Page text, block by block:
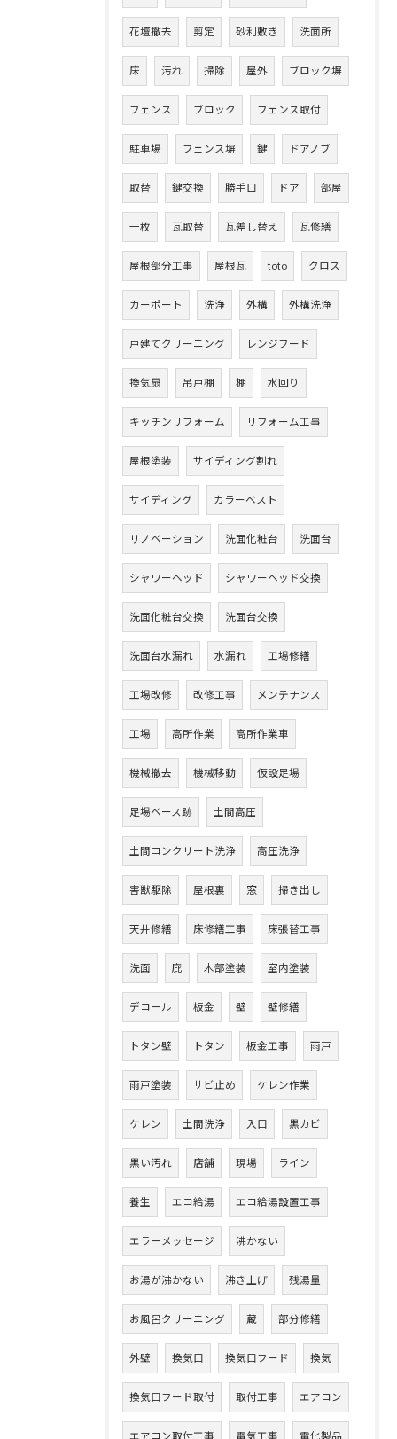
花壇撤去 剪定 砂利敷き 洗面所
床 汚れ 掃除 屋外 ブロック塀
フェンス ブロック フェンス取付
駐車場 フェンス塀 鍵 ドアノブ
取替 鍵交換 勝手口 ドア 部屋
一枚 瓦取替 瓦差し替え 瓦修繕
屋根部分工事 屋根瓦 toto クロス
カーポート 洗浄 外構 外構洗浄
戸建てクリーニング レンジフード
換気扇 吊戸棚 棚 水回り
キッチンリフォーム リフォーム工事
屋根塗装 サイディング割れ
サイディング カラーベスト
リノベーション 洗面化粧台 洗面台
シャワーヘッド シャワーヘッド交換
洗面化粧台交換 洗面台交換
洗面台水漏れ 水漏れ 工場修繕
工場改修 改修工事 メンテナンス
工場 高所作業 高所作業車
機械撤去 機械移動 仮設足場
足場ベース跡 土間高圧
土間コンクリート洗浄 高圧洗浄
害獣駆除 屋根裏 窓 掃き出し
天井修繕 床修繕工事 床張替工事
洗面 庇 木部塗装 室内塗装
デコール 板金 壁 壁修繕
トタン壁 トタン 板金工事 雨戸
雨戸塗装 サビ止め ケレン作業
ケレン 土間洗浄 入口 黒カビ
黒い汚れ 店舗 現場 ライン
養生 エコ給湯 エコ給湯設置工事
エラーメッセージ 沸かない
お湯が沸かない 沸き上げ 残湯量
お風呂クリーニング 蔵 部分修繕
外壁 換気口 換気口フード 換気
換気口フード取付 取付工事 エアコン
エアコン取付工事 電気工事 電化製品